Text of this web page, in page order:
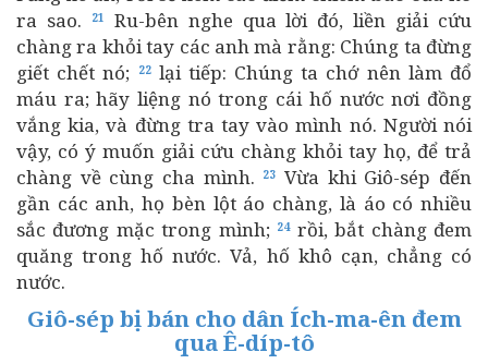
ra sao.
21
Ru-bên nghe qua lời đó, liền giải cứu
chàng ra khỏi tay các anh mà rằng: Chúng ta đừng
giết chết nó;
22lại tiếp: Chúng ta chớ nên làm đổ
máu ra; hãy liệng nó trong cái hố nước nơi đồng
vắng kia, và đừng tra tay vào mình nó. Người nói
vậy, có ý muốn giải cứu chàng khỏi tay họ, để trả
chàng về cùng cha mình.
23 Vừa khi Giô-sép đến
gần các anh, họ bèn lột áo chàng, là áo có nhiều
sắc đương mặc trong mình; 24rồi, bắt chàng đem
quăng trong hố nước. Vả, hố khô cạn, chẳng có
nước.
Giô-sép bị bán cho dân Ích-ma-ên đem
qua Ê-díp-tô